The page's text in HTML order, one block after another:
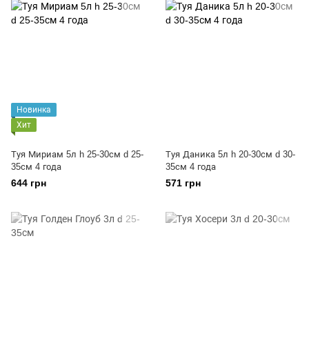
Новинка
Хит
Туя Мириам 5л h 25-30см d 25-
35см 4 года
644 грн
Туя Даника 5л h 20-30см d 30-
35см 4 года
571 грн